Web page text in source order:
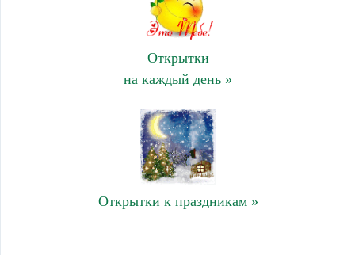
Открытки
на каждый день »
Открытки к праздникам »